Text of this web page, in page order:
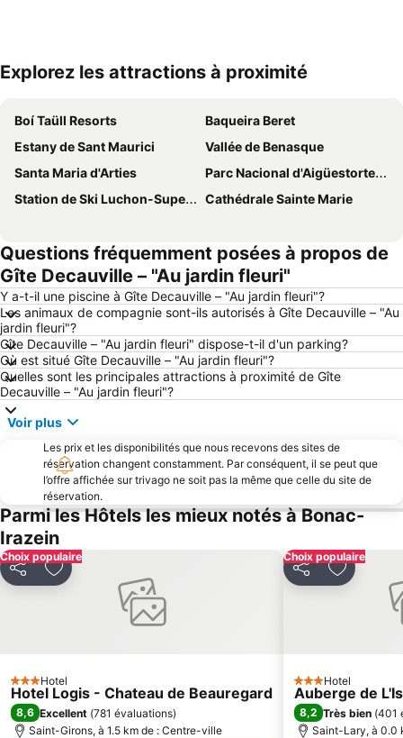
Explorez les attractions à proximité
Boí Taüll Resorts
Baqueira Beret
Estany de Sant Maurici
Vallée de Benasque
Santa Maria d'Arties
Parc Nacional d'Aigüestortes i Estany de Sant Maurici
Station de Ski Luchon-Superbagnères
Cathédrale Sainte Marie
Questions fréquemment posées à propos de
Gîte Decauville – "Au jardin fleuri"
Y a-t-il une piscine à Gîte Decauville – "Au jardin fleuri"?
Les animaux de compagnie sont-ils autorisés à Gîte Decauville – "Au
jardin fleuri"?
Gîte Decauville – "Au jardin fleuri" dispose-t-il d'un parking?
Où est situé Gîte Decauville – "Au jardin fleuri"?
Quelles sont les principales attractions à proximité de Gîte
Decauville – "Au jardin fleuri"?
Voir plus
Les prix et les disponibilités que nous recevons des sites de
réservation changent constamment. Par conséquent, il se peut que
l’offre affichée sur trivago ne soit pas la même que celle du site de
réservation.
Parmi les Hôtels les mieux notés à Bonac-
Irazein
Choix populaire
PartagerAjouter à mes favoris
3 Étoiles
Hotel
Hotel Logis - Chateau de Beauregard
8,6 Excellent (781 évaluations)
Saint-Girons, à 1.5 km de : Centre-ville
Choix populaire
PartagerAjouter à
3 Étoiles
Hotel
Auberge de
8,2 Très bien (401
Saint-Lary, à 0.0